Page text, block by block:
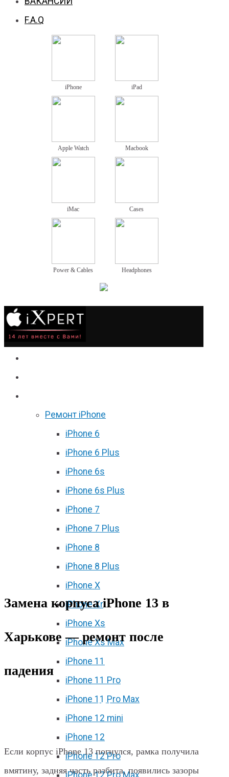
F.A.Q
iPhone iPad
Apple Watch Macbook
iMac Cases
Power & Cables Headphones
Ремонт iPhone
iPhone 6
iPhone 6 Plus
iPhone 6s
iPhone 6s Plus
iPhone 7
iPhone 7 Plus
iPhone 8
iPhone 8 Plus
iPhone X
iPhone Xr
iPhone Xs
iPhone Xs Max
iPhone 11
iPhone 11 Pro
iPhone 11 Pro Max
iPhone 12 mini
iPhone 12
iPhone 12 Pro
iPhone 12 Pro Max
Замена корпуса iPhone 13 в
Харькове — ремонт после
падения
Замена корпуса iPhone 13 в
Харькове
Если корпус iPhone 13 погнулся, рамка получила
вмятину, задняя часть разбита, появились зазоры